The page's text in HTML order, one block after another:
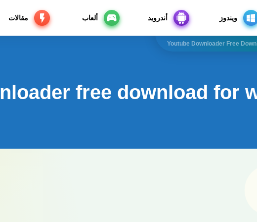
ويندوز أندرويد ألعاب مقالات
Youtube Downloader Free
free download for